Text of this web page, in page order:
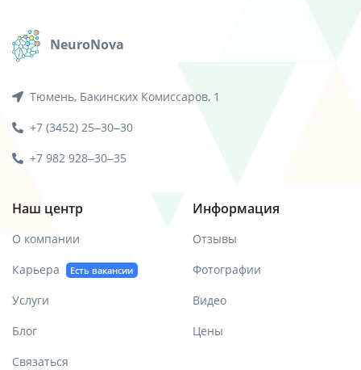
NeuroNova
Тюмень, Бакинских Комиссаров, 1
+7 (3452) 25‒30‒30
+7 982 928‒30‒35
Наш центр
О компании
Карьера
Есть вакансии
Услуги
Блог
Связаться
Информация
Отзывы
Фотографии
Видео
Цены